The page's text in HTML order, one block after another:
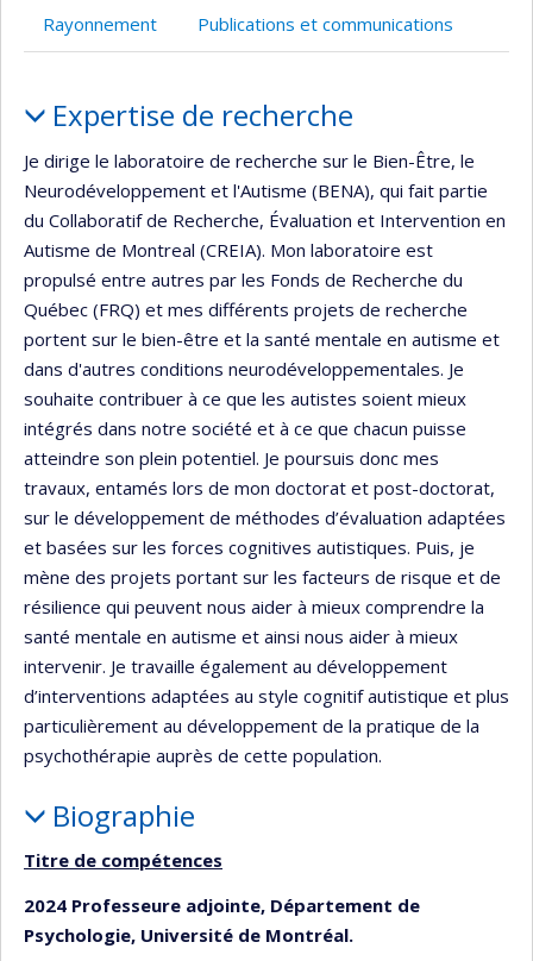
Rayonnement Publications et communications
Expertise de recherche
Je dirige le laboratoire de recherche sur le Bien-Être, le
Neurodéveloppement et l'Autisme (BENA), qui fait partie
du Collaboratif de Recherche, Évaluation et Intervention en
Autisme de Montreal (CREIA). Mon laboratoire est
propulsé entre autres par les Fonds de Recherche du
Québec (FRQ) et mes différents projets de recherche
portent sur le bien-être et la santé mentale en autisme et
dans d'autres conditions neurodéveloppementales. Je
souhaite contribuer à ce que les autistes soient mieux
intégrés dans notre société et à ce que chacun puisse
atteindre son plein potentiel. Je poursuis donc mes
travaux, entamés lors de mon doctorat et post-doctorat,
sur le développement de méthodes d’évaluation adaptées
et basées sur les forces cognitives autistiques. Puis, je
mène des projets portant sur les facteurs de risque et de
résilience qui peuvent nous aider à mieux comprendre la
santé mentale en autisme et ainsi nous aider à mieux
intervenir. Je travaille également au développement
d’interventions adaptées au style cognitif autistique et plus
particulièrement au développement de la pratique de la
psychothérapie auprès de cette population.
Biographie
Titre de compétences
2024 Professeure adjointe, Département de
Psychologie, Université de Montréal.